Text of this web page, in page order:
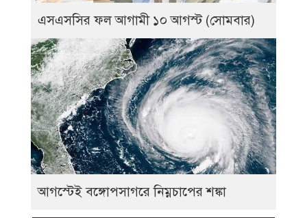
এসএসসির ফল আগামী ১০ আগস্ট (সোমবার)
আগস্টেই বঙ্গোপসাগরে নিম্নচাপের শঙ্কা